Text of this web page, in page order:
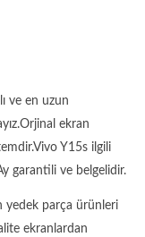
ve en uzun
ekran
Y15s ilgili
garantili ve belgelidir.
yedek parça ürünleri
ekranlardan